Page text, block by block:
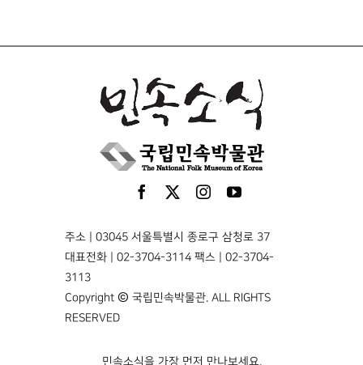
주소 | 03045 서울특별시 종로구 삼청로 37
대표전화 | 02-3704-3114 팩스 | 02-3704-
3113
Copyright © 국립민속박물관. ALL RIGHTS
RESERVED
민속소식을 가장 먼저 만나보세요.